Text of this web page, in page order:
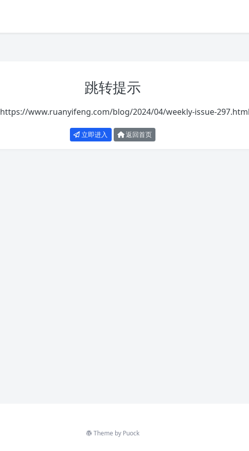
跳转提示
https://www.ruanyifeng.com/blog/2024/04/weekly-issue-297.html
立即进入 返回首页
Theme by Puock